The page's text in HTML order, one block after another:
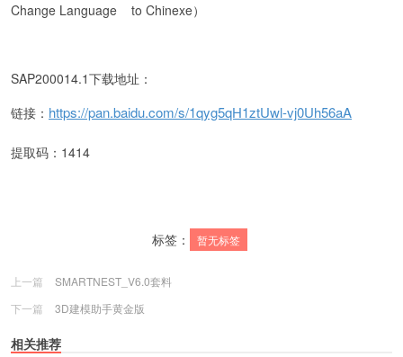
Change Language to Chinexe）
SAP200014.1下载地址：
链接： https://pan.baidu.com/s/1qyg5qH1ztUwl-vj0Uh56aA
提取码：1414
标签： 暂无标签
上一篇
SMARTNEST_V6.0套料
下一篇
3D建模助手黄金版
相关推荐